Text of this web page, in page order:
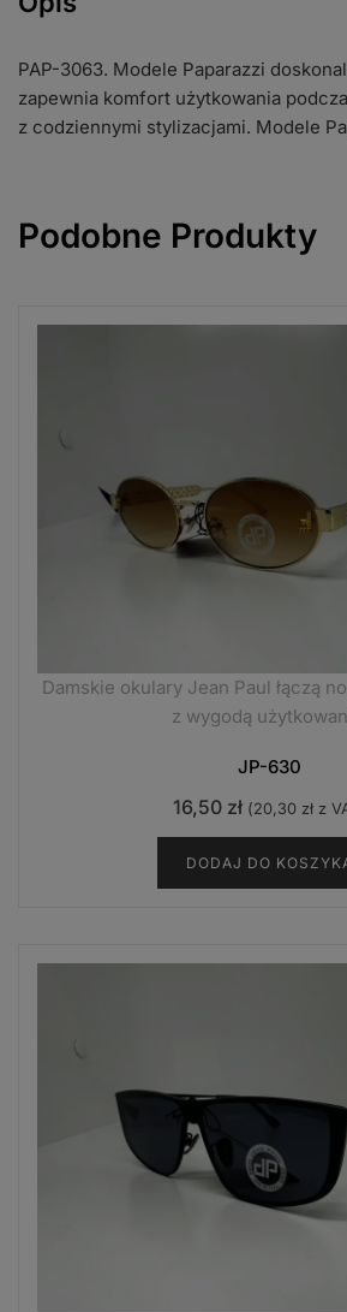
PAP-3063. Modele Paparazzi
zapewnia komfort użytkowania
z codziennymi stylizacjami. Modele
Podobne Produkty
Damskie okulary Jean Paul łączą
z wygodą
JP-630
16,50 zł (20,30 złz
DODAJ DO